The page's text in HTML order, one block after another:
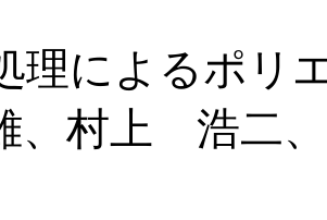
理によるポリ
、村上 浩二